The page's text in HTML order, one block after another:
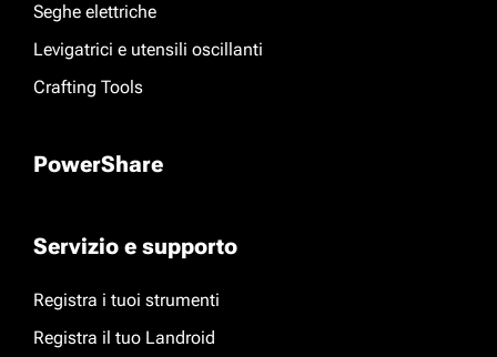
Seghe elettriche
Levigatrici e utensili oscillanti
Crafting Tools
PowerShare
Servizio e supporto
Registra i tuoi strumenti
Registra il tuo Landroid